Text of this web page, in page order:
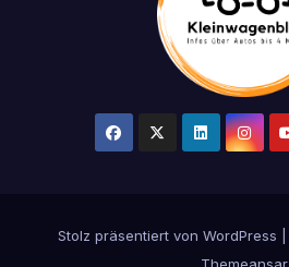
Stolz präsentiert von WordPress
Themeansar